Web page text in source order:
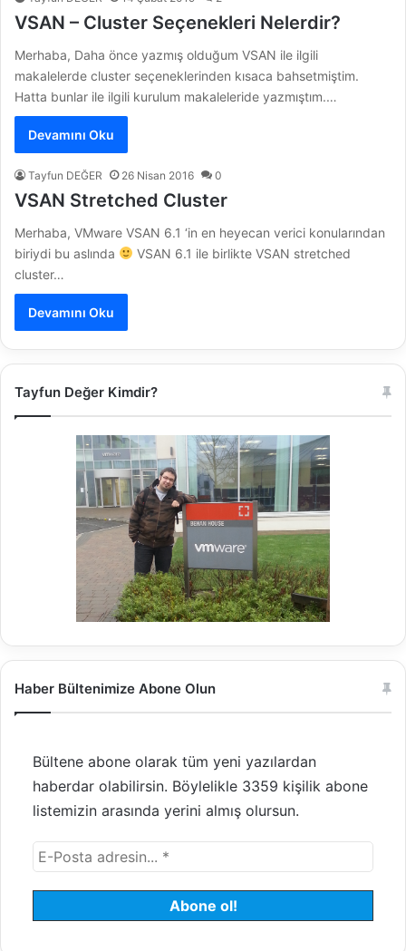
VSAN – Cluster Seçenekleri Nelerdir?
Merhaba, Daha önce yazmış olduğum VSAN ile ilgili
makalelerde cluster seçeneklerinden kısaca bahsetmiştim.
Hatta bunlar ile ilgili kurulum makaleleride yazmıştım.…
Devamını Oku
Tayfun DEĞER 26 Nisan 2016 0
VSAN Stretched Cluster
Merhaba, VMware VSAN 6.1 ‘in en heyecan verici konularından
biriydi bu aslında
VSAN 6.1 ile birlikte VSAN stretched
cluster…
Devamını Oku
Tayfun Değer Kimdir?
Haber Bültenimize Abone Olun
Bültene abone olarak tüm yeni yazılardan
haberdar olabilirsin. Böylelikle 3359 kişilik abone
listemizin arasında yerini almış olursun.